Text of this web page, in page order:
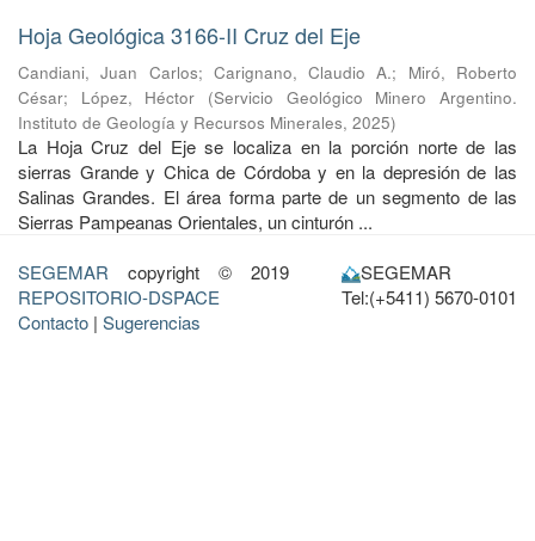
Hoja Geológica 3166-II Cruz del Eje
Candiani, Juan Carlos; Carignano, Claudio A.; Miró, Roberto
César; López, Héctor (Servicio Geológico Minero Argentino.
Instituto de Geología y Recursos Minerales, 2025)
La Hoja Cruz del Eje se localiza en la porción norte de las
sierras Grande y Chica de Córdoba y en la depresión de las
Salinas Grandes. El área forma parte de un segmento de las
Sierras Pampeanas Orientales, un cinturón ...
SEGEMAR copyright © 2019
REPOSITORIO-DSPACE
Contacto | Sugerencias
SEGEMAR
Tel:(+5411) 5670-0101